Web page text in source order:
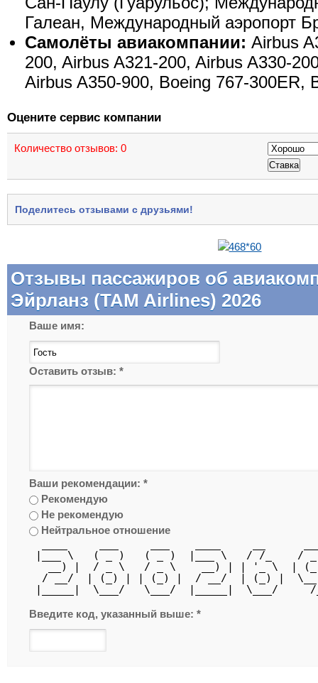
Галеан, Международный аэропорт
Самолёты авиакомпании: Airbus
200, Airbus A321-200, Airbus A330-
Airbus A350-900, Boeing 767-300ER,
Оцените сервис компании
Количество отзывов: 0
Поделитесь отзывами с друзьями!
Отзывы пассажиров об
Эйрланз (TAM Airlines) 2026
Ваше имя:
Оставить отзыв: *
Ваши рекомендации: *
Рекомендую
Не рекомендую
Нейтральное отношение
|___ \   ( _ )   ( _ )  |___ \   / /_    /
__) |  / _ \   / _ \    __) | | '_ \  |
/ __/  | (_) | | (_) |  / __/  | (_) |
|_____|  \___/   \___/  |_____|  \___/
Введите код, указанный выше: *